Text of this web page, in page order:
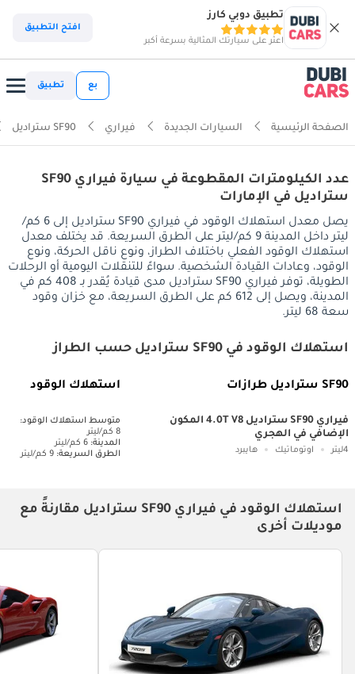
تطبيق دوبي كارز
اعثر على سيارتك المثالية بسرعة أكبر
افتح التطبيق
بع تطبيق
الصفحة الرئيسية السيارات الجديدة فيراري SF90 ستراديل
عدد الكيلومترات المقطوعة في سيارة فيراري SF90
ستراديل في الإمارات
يصل معدل استهلاك الوقود في فيراري SF90 ستراديل إلى 6 كم/
ليتر داخل المدينة 9 كم/ليتر على الطرق السريعة. قد يختلف معدل
استهلاك الوقود الفعلي باختلاف الطراز، ونوع ناقل الحركة، ونوع
الوقود، وعادات القيادة الشخصية. سواءً للتنقلات اليومية أو الرحلات
الطويلة، توفر فيراري SF90 ستراديل مدى قيادة يُقدر بـ 408 كم في
المدينة، ويصل إلى 612 كم على الطرق السريعة، مع خزان وقود
سعة 68 ليتر.
استهلاك الوقود في SF90 ستراديل حسب الطراز
SF90 ستراديل طرازات استهلاك الوقود
فيراري SF90 ستراديل 4.0T V8 المكون
الإضافي في الهجري
4ليتر اوتوماتيك هايبرد
متوسط ​​استهلاك الوقود:
8 كم/ليتر
المدينة: 6 كم/ليتر
الطرق السريعة: 9 كم/ليتر
استهلاك الوقود في فيراري SF90 ستراديل مقارنةً مع
موديلات أخرى